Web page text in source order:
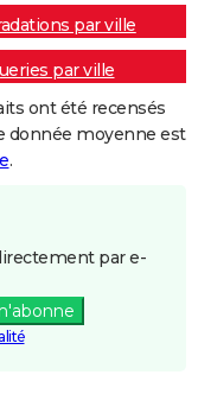
par ville
par ville
ont été recensés
donnée moyenne est
.
par e-